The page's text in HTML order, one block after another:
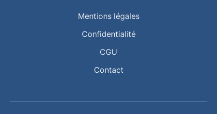
Mentions légales
Confidentialité
CGU
Contact